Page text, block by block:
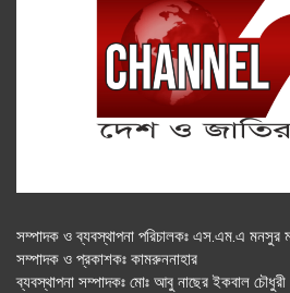
সম্পাদক ও ব্যবস্থাপনা পরিচালকঃ এস.এম.এ মনসুর
সম্পাদক ও প্রকাশকঃ কামরুননাহার
ব্যবস্থাপনা সম্পাদকঃ মোঃ আবু নাছের ইকবাল চৌধুরী